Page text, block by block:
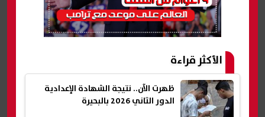
الأكثر قراءة
ظهرت الآن.. نتيجة الشهادة الإعدادية
الدور الثاني 2026 بالبحيرة